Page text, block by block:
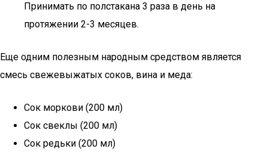
Принимать по полстакана 3 раза в день на
протяжении 2-3 месяцев.
Еще одним полезным народным средством является
смесь свежевыжатых соков, вина и меда:
Сок моркови (200 мл)
Сок свеклы (200 мл)
Сок редьки (200 мл)